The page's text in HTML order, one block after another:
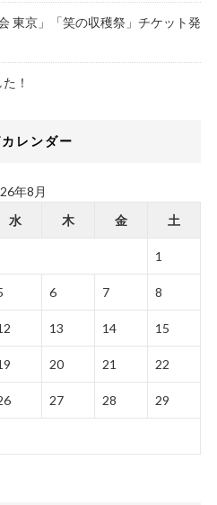
東京」「笑の収穫祭」チケット発
！
レンダー
年8月
水 木 金 土
1
6 7 8
13 14 15
20 21 22
27 28 29